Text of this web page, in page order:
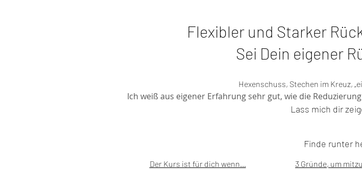
Flexibler und Starker
Sei Dein eigener
Hexenschuss, Stechen im Kreuz,
Ich weiß aus eigener Erfahrung sehr gut, wie die
Lass mich dir
Finde runter
Der Kurs ist für dich wenn… 3 Gründe, um